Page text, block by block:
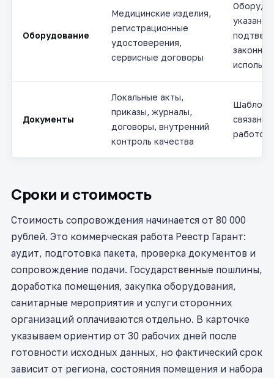
Оборудование
Медицинские изделия,
регистрационные
удостоверения,
сервисные договоры
указано
Документы
Локальные акты,
приказы, журналы,
договоры, внутренний
контроль качества
связаны
работой
Сроки и стоимость
Стоимость сопровождения начинается от 80 000
рублей. Это коммерческая работа Реестр Гарант:
аудит, подготовка пакета, проверка документов и
сопровождение подачи. Государственные пошлины,
доработка помещения, закупка оборудования,
санитарные мероприятия и услуги сторонних
организаций оплачиваются отдельно. В карточке
указываем ориентир от 30 рабочих дней после
готовности исходных данных, но фактический срок
зависит от региона, состояния помещения и набора